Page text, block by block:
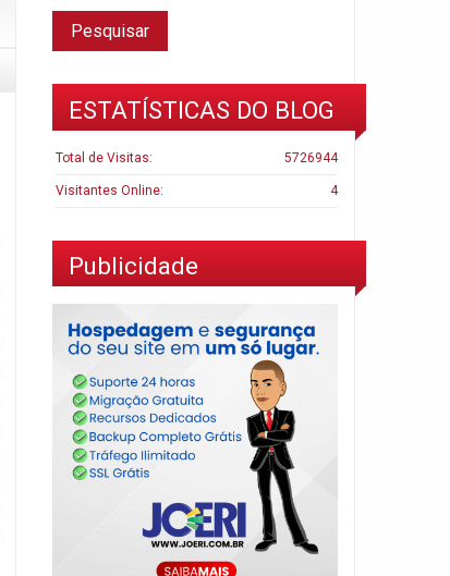
ESTATÍSTICAS DO BLOG
5726944
Total de Visitas:
4
Visitantes Online:
Publicidade